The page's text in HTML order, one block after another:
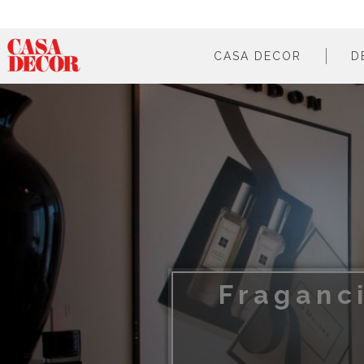
CASA DECOR
¿qué es?
en cifras
cómo participar
en los medios